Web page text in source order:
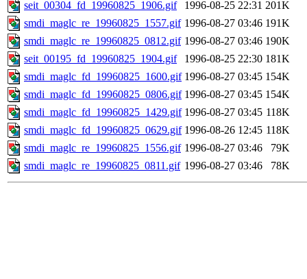
seit_00304_fd_19960825_1906.gif
1996-08-25 22:31 201K
smdi_maglc_re_19960825_1557.gif 1996-08-27 03:46 191K
smdi_maglc_re_19960825_0812.gif 1996-08-27 03:46 190K
seit_00195_fd_19960825_1904.gif
1996-08-25 22:30 181K
smdi_maglc_fd_19960825_1600.gif 1996-08-27 03:45 154K
smdi_maglc_fd_19960825_0806.gif 1996-08-27 03:45 154K
smdi_maglc_fd_19960825_1429.gif 1996-08-27 03:45 118K
smdi_maglc_fd_19960825_0629.gif 1996-08-26 12:45 118K
smdi_maglc_re_19960825_1556.gif 1996-08-27 03:46
79K
smdi_maglc_re_19960825_0811.gif 1996-08-27 03:46 78K